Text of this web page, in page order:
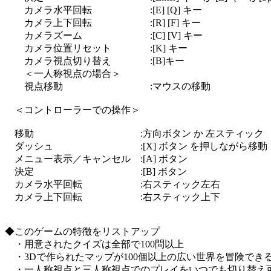
カメラ水平回転 :[E] [Q] キー
カメラ上下回転 :[R] [F] キー
カメラズーム :[C] [V] キー
カメラ位置リセット :[K] キー
カメラ視点切り替え :[B]キー
＜一人称視点の場合＞
視点移動 :マウスの移動
＜コントローラーでの操作＞
移動 :方向ボタン か 左スティック
ダッシュ :[X] ボタン を押しながら移動
メニュー表示／キャンセル :[A] ボタン
決定 :[B] ボタン
カメラ水平回転 :右スティック左右
カメラ上下回転 :右スティック上下
◆このゲームの特徴をリストアップ
・用意されたクイズは全部で100問以上
・3Dで作られたマップが100個以上の広い世界を冒険でき